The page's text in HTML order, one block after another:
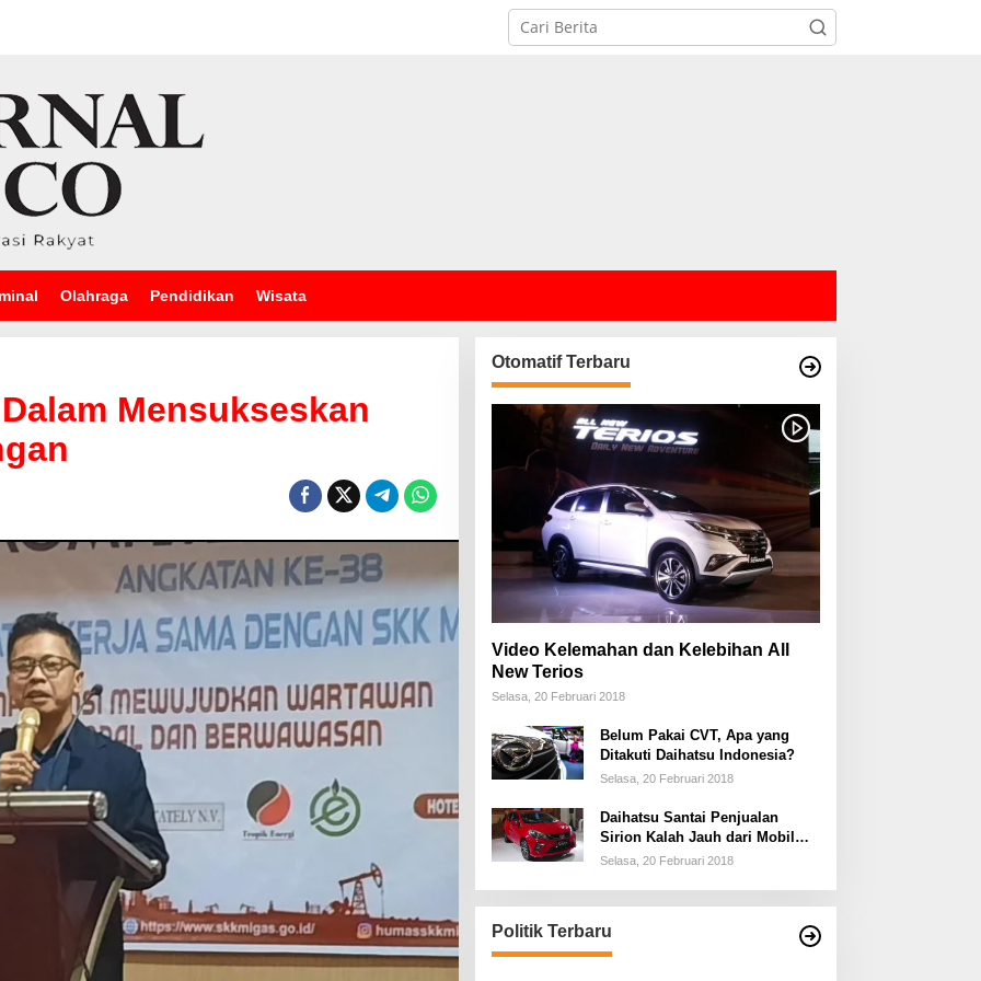
Olahraga Pendidikan Wisata
Mensukseskan
Otomatif Terbaru
Video Kelemahan dan Kelebihan All
New Terios
Selasa, 20 Februari 2018
Belum Pakai CVT, Apa yang
Ditakuti Daihatsu Indonesia?
Selasa, 20 Februari 2018
Daihatsu Santai Penjualan
Sirion Kalah Jauh dari Mobil
LCGC
Selasa, 20 Februari 2018
Politik Terbaru